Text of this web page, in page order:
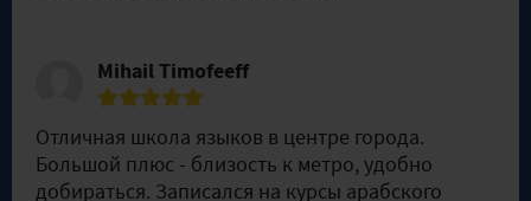
Mihail Timofeeff
Отличная школа языков в центре города.
Большой плюс - близость к метро, удобно
добираться. Записался на курсы арабского